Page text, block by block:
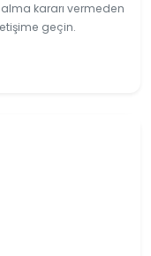
alma kararı vermeden
geçin.